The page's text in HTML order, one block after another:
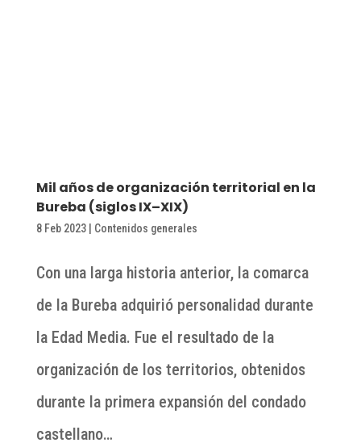
Mil años de organización territorial en la
Bureba (siglos IX–XIX)
8 Feb 2023| Contenidos generales
Con una larga historia anterior, la comarca
de la Bureba adquirió personalidad durante
la Edad Media. Fue el resultado de la
organización de los territorios, obtenidos
durante la primera expansión del condado
castellano…